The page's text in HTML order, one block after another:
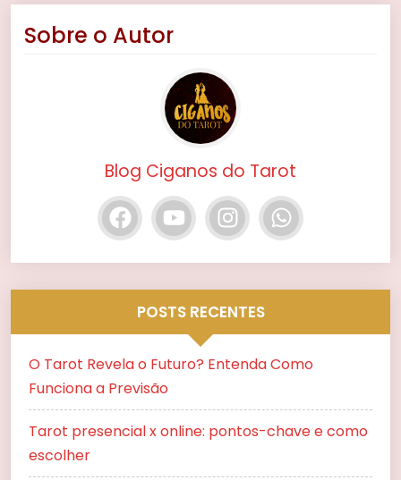
Sobre o Autor
Blog Ciganos do Tarot
POSTS RECENTES
O Tarot Revela o Futuro? Entenda Como
Funciona a Previsão
Tarot presencial x online: pontos-chave e como
escolher